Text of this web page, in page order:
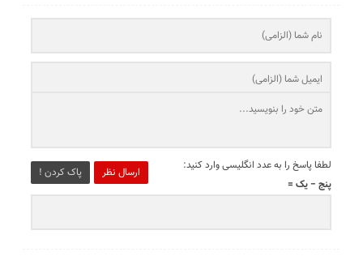
ارسال نظر پاک کردن !
لطفا پاسخ را به عدد انگلیسی وارد کنید:
پنج − یک =